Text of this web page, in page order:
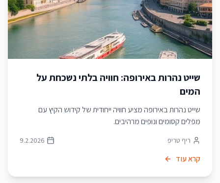
שייט נהרות באירופה: חוויה בלתי נשכחת על
המים
שייט נהרות באירופה מציע חוויה ייחודית של קידוש הקיץ עם
מפלים קסומים ונופים מרהיבים.
ריף טריפ 9.2.2026
קרא עוד